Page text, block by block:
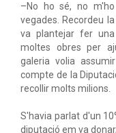
–No ho sé, no
vegades. Recordeu
va plantejar fer
moltes obres per
galeria volia
compte de la
recollir molts milions.
S'havia parlat d'un
diputació em va